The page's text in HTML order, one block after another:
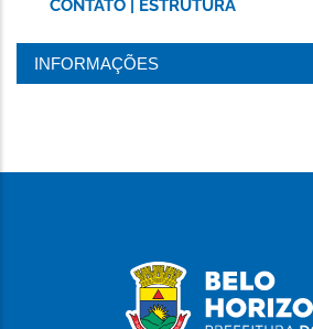
CONTATO | ESTRUTURA
INFORMAÇÕES